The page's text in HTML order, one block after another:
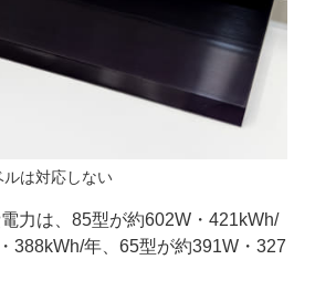
ルは対応しない
力は、85型が約602W・421kWh/
388kWh/年、65型が約391W・327